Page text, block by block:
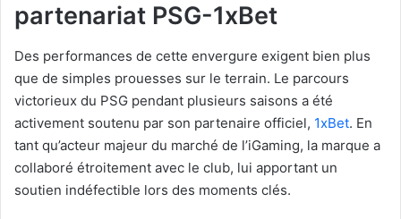
partenariat PSG-1xBet
Des performances de cette envergure exigent bien plus
que de simples prouesses sur le terrain. Le parcours
victorieux du PSG pendant plusieurs saisons a été
activement soutenu par son partenaire officiel, 1xBet. En
tant qu’acteur majeur du marché de l’iGaming, la marque a
collaboré étroitement avec le club, lui apportant un
soutien indéfectible lors des moments clés.